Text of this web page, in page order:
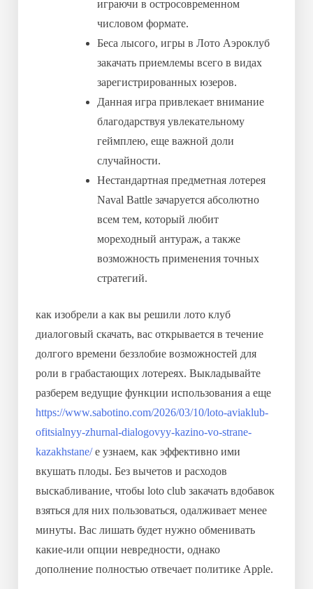
играючи в остросовременном
числовом формате.
Беса лысого, игры в Лото Аэроклуб
закачать приемлемы всего в видах
зарегистрированных юзеров.
Данная игра привлекает внимание
благодарствуя увлекательному
геймплею, еще важной доли
случайности.
Нестандартная предметная лотерея
Naval Battle зачаруется абсолютно
всем тем, который любит
мореходный антураж, а также
возможность применения точных
стратегий.
как изобрели а как вы решили лото клуб
диалоговый скачать, вас открывается в течение
долгого времени беззлобие возможностей для
роли в грабастающих лотереях. Выкладывайте
разберем ведущие функции использования а еще
https://www.sabotino.com/2026/03/10/loto-aviaklub-
ofitsialnyy-zhurnal-dialogovyy-kazino-vo-strane-
kazakhstane/е узнаем, как эффективно ими
вкушать плоды. Без вычетов и расходов
выскабливание, чтобы loto club закачать вдобавок
взяться для них пользоваться, одалживает менее
минуты. Вас лишать будет нужно обменивать
какие-или опции невредности, однако
дополнение полностью отвечает политике Apple.